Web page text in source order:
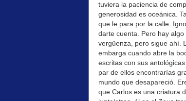
tuviera la paciencia de
generosidad es oceánica.
que le para por la calle.
darte cuenta. Pero hay
vergüenza, pero sigue ahí.
embarga cuando abre la
escritas con sus
par de ellos encontrarías
mundo que desapareció.
que Carlos es una criatura